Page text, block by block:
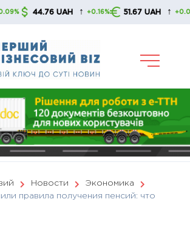
44.76 UAH ↑ +0.16% 51.67 UAH ↑ +0.09%
Новости
Экономика
правила получения пенсий: что